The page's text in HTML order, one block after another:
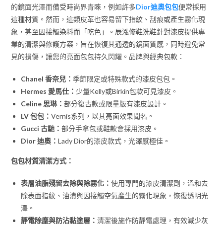
的鏡面光澤而備受時尚界青睞，例如許多Dior迪奧包包便常採用
這種材質。然而，這類皮革也容易留下指紋、刮痕或產生霧化現
象，甚至因接觸染料而「吃色」。辰泓修鞋洗鞋針對漆皮提供專
業的清潔與修護方案，旨在恢復其通透的鏡面質感，同時避免常
見的損傷，讓您的亮面包包持久閃耀。品牌與經典包款：
Chanel 香奈兒：季節限定或特殊款式的漆皮包包。
Hermes 愛馬仕： 少量Kelly或Birkin包款可見漆皮。
Celine 思琳：部分復古款或限量版有漆皮設計。
LV 包包：Vernis系列，以其亮面效果聞名。
Gucci 古馳：部分手拿包或鞋款會採用漆皮。
Dior 迪奧：Lady Dior的漆皮款式，光澤感極佳。
包包材質清潔方式：
表層油脂殘留去除與除霧化：使用專門的漆皮清潔劑，溫和去
除表面指紋、油漬與因接觸空氣產生的霧化現象，恢復透明光
澤。
靜電除塵與防沾黏塗層：清潔後施作防靜電處理，有效減少灰